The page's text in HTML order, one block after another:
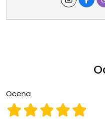
Ocena
Ocena 4
Ocena 3
Ocena 2
Ocena 1